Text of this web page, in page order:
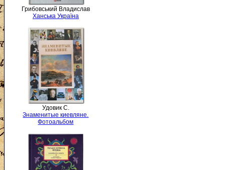
Грибовський Владислав
Ханська Україна
Удовик С.
Знаменитые киевляне.
Фотоальбом